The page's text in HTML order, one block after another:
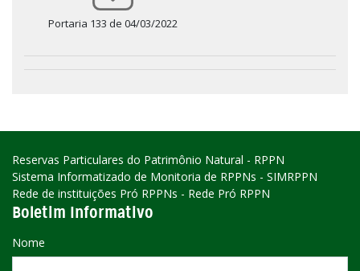
Portaria 133 de 04/03/2022
Reservas Particulares do Patrimônio Natural - RPPN
Sistema Informatizado de Monitoria de RPPNs - SIMRPPN
Rede de instituições Pró RPPNs - Rede Pró RPPN
Boletim Informativo
Nome